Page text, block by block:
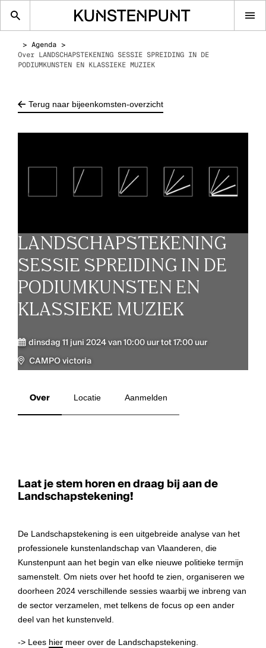
Agenda
Over LANDSCHAPSTEKENING SESSIE SPREIDING IN DE
PODIUMKUNSTEN EN KLASSIEKE MUZIEK
Terug naar bijeenkomsten-overzicht
LANDSCHAPSTEKENING
SESSIE SPREIDING IN DE
PODIUMKUNSTEN EN
KLASSIEKE MUZIEK
dinsdag 11 juni 2024 van 10:00 uur tot 17:00 uur
CAMPO victoria
Over Locatie Aanmelden
Laat je stem horen en draag bij aan de
Landschapstekening!
De Landschapstekening is een uitgebreide analyse van het
professionele kunstenlandschap van Vlaanderen, die
Kunstenpunt aan het begin van elke nieuwe politieke termijn
samenstelt. Om niets over het hoofd te zien, organiseren we
doorheen 2024 verschillende sessies waarbij we inbreng van
de sector verzamelen, met telkens de focus op een ander
deel van het kunstenveld.
-> Lees hier meer over de Landschapstekening.